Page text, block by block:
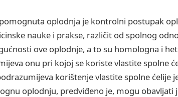
oplodnja je kontrolni postupak
nauke i prakse, različit od spolnog
ove oplodnje, a to su homologna i
onu pri kojoj se koriste vlastite spolne
korištenje vlastite spolne ćelije
oplodnju, predviđeno je, mogu obavljati